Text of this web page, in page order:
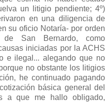
un litigio pendiente; 4º)
en una diligencia de
su oficio Notaría- por orden
San Bernardo, como
iniciadas por la ACHS
e ilegal... alegando que no
no obstante los litigios
he continuado pagando
básica general del
a que me hallo obligado,